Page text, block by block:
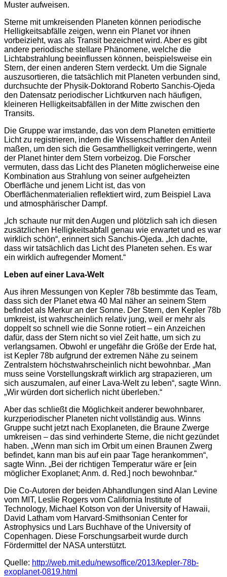
Muster aufweisen.
Sterne mit umkreisenden Planeten können periodische
Helligkeitsabfälle zeigen, wenn ein Planet vor ihnen
vorbeizieht, was als Transit bezeichnet wird. Aber es gibt
andere periodische stellare Phänomene, welche die
Lichtabstrahlung beeinflussen können, beispielsweise ein
Stern, der einen anderen Stern verdeckt. Um die Signale
auszusortieren, die tatsächlich mit Planeten verbunden sind,
durchsuchte der Physik-Doktorand Roberto Sanchis-Ojeda
den Datensatz periodischer Lichtkurven nach häufigen,
kleineren Helligkeitsabfällen in der Mitte zwischen den
Transits.
Die Gruppe war imstande, das von dem Planeten emittierte
Licht zu registrieren, indem die Wissenschaftler den Anteil
maßen, um den sich die Gesamthelligkeit verringerte, wenn
der Planet hinter dem Stern vorbeizog. Die Forscher
vermuten, dass das Licht des Planeten möglicherweise eine
Kombination aus Strahlung von seiner aufgeheizten
Oberfläche und jenem Licht ist, das von
Oberflächenmaterialien reflektiert wird, zum Beispiel Lava
und atmosphärischer Dampf.
„Ich schaute nur mit den Augen und plötzlich sah ich diesen
zusätzlichen Helligkeitsabfall genau wie erwartet und es war
wirklich schön“, erinnert sich Sanchis-Ojeda. „Ich dachte,
dass wir tatsächlich das Licht des Planeten sehen. Es war
ein wirklich aufregender Moment.“
Leben auf einer Lava-Welt
Aus ihren Messungen von Kepler 78b bestimmte das Team,
dass sich der Planet etwa 40 Mal näher an seinem Stern
befindet als Merkur an der Sonne. Der Stern, den Kepler 78b
umkreist, ist wahrscheinlich relativ jung, weil er mehr als
doppelt so schnell wie die Sonne rotiert – ein Anzeichen
dafür, dass der Stern nicht so viel Zeit hatte, um sich zu
verlangsamen. Obwohl er ungefähr die Größe der Erde hat,
ist Kepler 78b aufgrund der extremen Nähe zu seinem
Zentralstern höchstwahrscheinlich nicht bewohnbar. „Man
muss seine Vorstellungskraft wirklich arg strapazieren, um
sich auszumalen, auf einer Lava-Welt zu leben“, sagte Winn.
„Wir würden dort sicherlich nicht überleben.“
Aber das schließt die Möglichkeit anderer bewohnbarer,
kurzperiodischer Planeten nicht vollständig aus. Winns
Gruppe sucht jetzt nach Exoplaneten, die Braune Zwerge
umkreisen – das sind verhinderte Sterne, die nicht gezündet
haben. „Wenn man sich im Orbit um einen Braunen Zwerg
befindet, kann man bis auf ein paar Tage herankommen“,
sagte Winn. „Bei der richtigen Temperatur wäre er [ein
möglicher Exoplanet; Anm. d. Red.] noch bewohnbar.“
Die Co-Autoren der beiden Abhandlungen sind Alan Levine
vom MIT, Leslie Rogers vom California Institute of
Technology, Michael Kotson von der University of Hawaii,
David Latham vom Harvard-Smithsonian Center for
Astrophysics und Lars Buchhave of the University of
Copenhagen. Diese Forschungsarbeit wurde durch
Fördermittel der NASA unterstützt.
Quelle: http://web.mit.edu/newsoffice/2013/kepler-78b-
exoplanet-0819.html